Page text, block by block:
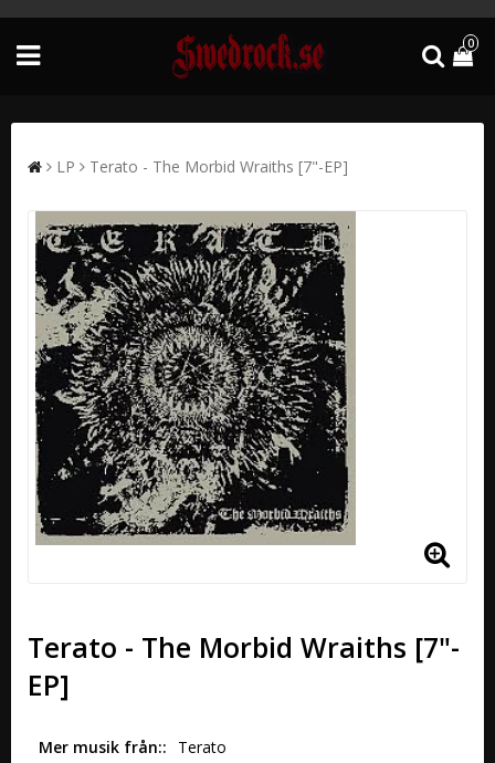
0
LP Terato - The Morbid Wraiths [7"-EP]
Terato - The Morbid Wraiths [7"-
EP]
Mer musik från: Terato